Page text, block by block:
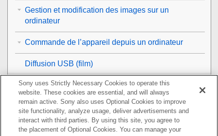
Gestion et modification des images sur un
ordinateur
Commande de l’appareil depuis un ordinateur
Diffusion USB (film)
Utilisation du service de cloud
Annexe
Si vous avez des problèmes
Sony uses Strictly Necessary Cookies to operate this
website. These cookies are essential, and will always
remain active. Sony also uses Optional Cookies to improve
site functionality, analyze usage, deliver advertisements and
interact with third parties. By using this site, you agree to
the placement of Optional Cookies. You can manage your